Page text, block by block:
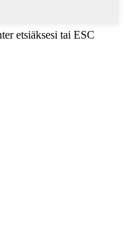
etsiäksesi tai ESC